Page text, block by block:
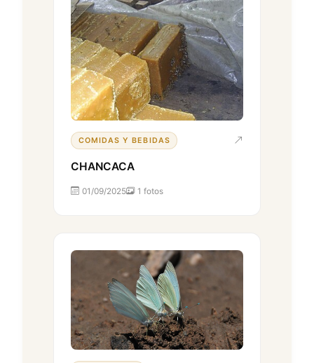
COMIDAS Y BEBIDAS
CHANCACA
01/09/2025 1 fotos